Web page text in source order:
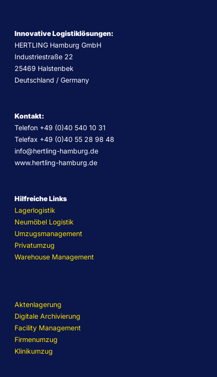
Innovative Logistiklösungen:
HERTLING Hamburg GmbH
Industriestraße 22
25469 Halstenbek
Deutschland / Germany
Kontakt:
Telefon +49 (0)40 540 10 31
Telefax +49 (0)40 55 28 98 48
info@hertling-hamburg.de
www.hertling-hamburg.de
Hilfreiche Links
Lagerlogistik
Neumöbel Logistik
Umzugsmanagement
Privatumzug
Warehouse Management
Aktenlagerung
Digitale Archivierung
Facility Management
Firmenumzug
Klinikumzug